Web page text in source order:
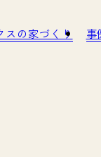
ンクスの家づくり